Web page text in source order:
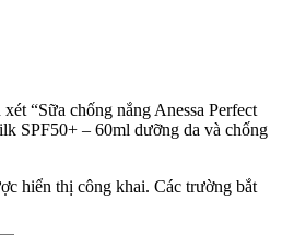
“Sữa chống nắng Anessa Perfect
SPF50+ – 60ml dưỡng da và chống
hiển thị công khai. Các trường bắt